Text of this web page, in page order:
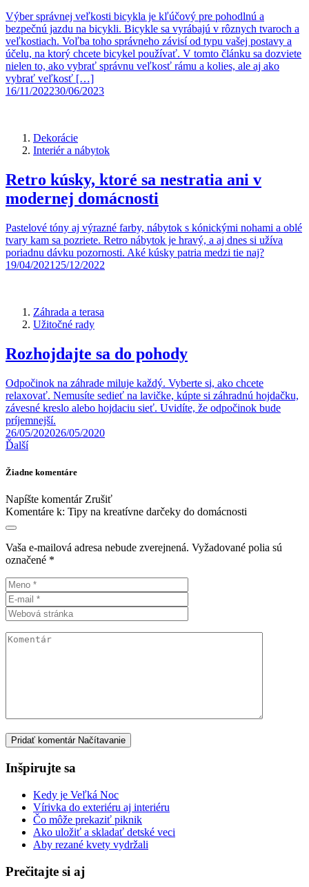
Výber správnej veľkosti bicykla je kľúčový pre pohodlnú a
bezpečnú jazdu na bicykli. Bicykle sa vyrábajú v rôznych tvaroch a
veľkostiach. Voľba toho správneho závisí od typu vašej postavy a
účelu, na ktorý chcete bicykel používať. V tomto článku sa dozviete
nielen to, ako vybrať správnu veľkosť rámu a kolies, ale aj ako
vybrať veľkosť […]
16/11/202230/06/2023
Dekorácie
Interiér a nábytok
Retro kúsky, ktoré sa nestratia ani v
modernej domácnosti
Pastelové tóny aj výrazné farby, nábytok s kónickými nohami a oblé
tvary kam sa pozriete. Retro nábytok je hravý, a aj dnes si užíva
poriadnu dávku pozornosti. Aké kúsky patria medzi tie naj?
19/04/2021 25/12/2022
Záhrada a terasa
Užitočné rady
Rozhojdajte sa do pohody
Odpočinok na záhrade miluje každý. Vyberte si, ako chcete
relaxovať. Nemusíte sedieť na lavičke, kúpte si záhradnú hojdačku,
závesné kreslo alebo hojdaciu sieť. Uvidíte, že odpočinok bude
príjemnejší.
26/05/202026/05/2020
Ďalší
Žiadne komentáre
Napíšte komentár Zrušiť
Komentáre k: Tipy na kreatívne darčeky do domácnosti
Vaša e-mailová adresa nebude zverejnená. Vyžadované polia sú
označené *
Pridať komentár Načítavanie
Inšpirujte sa
Kedy je Veľká Noc
Vírivka do exteriéru aj interiéru
Čo môže prekaziť piknik
Ako uložiť a skladať detské veci
Aby rezané kvety vydržali
Prečitajte si aj